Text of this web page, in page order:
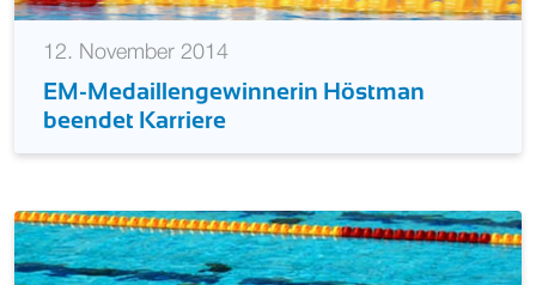
12. November 2014
EM-Medaillengewinnerin Höstman
beendet Karriere